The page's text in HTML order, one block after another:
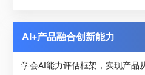
AI+产品融合创新能力
学会AI能力评估框架，实现产品